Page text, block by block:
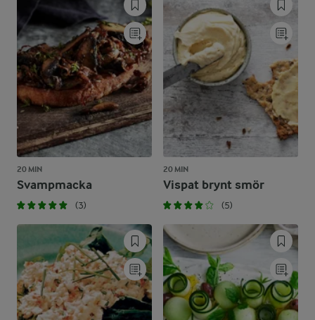
20 MIN
Svampmacka
(3)
20 MIN
Vispat brynt smör
(5)